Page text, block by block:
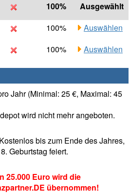
100%
Ausgewählt
100%
Auswählen
100%
Auswählen
Jahr (Minimal: 25 €, Maximal: 45
wird nicht mehr angeboten.
bis zum Ende des Jahres,
Geburtstag feiert.
25.000 Euro wird die
übernommen!